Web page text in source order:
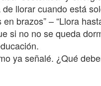
llorar cuando está
brazos” – “Llora
si no no se queda
ya señalé. ¿Qué